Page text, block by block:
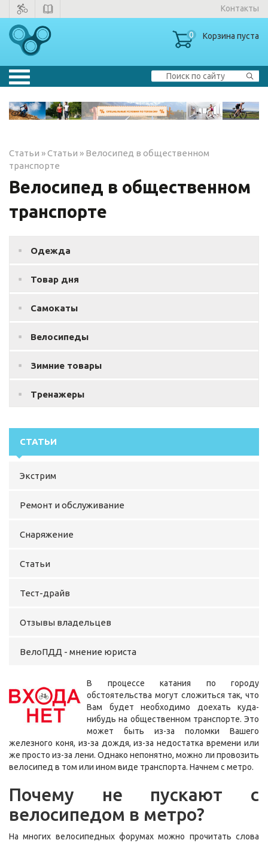
Контакты
0 Корзина пуста
Велосипеды ▼
Зимние товары
Одежда
Статьи »Статьи » Велосипед в общественном
транспорте
Велосипед в общественном
транспорте
Одежда
Товар дня
Самокаты
Велосипеды
Зимние товары
Тренажеры
СТАТЬИ
Экстрим
Ремонт и обслуживание
Снаряжение
Статьи
Тест-драйв
Отзывы владельцев
ВелоПДД - мнение юриста
В процессе катания по городу
обстоятельства могут сложиться так, что
Вам будет необходимо доехать куда-
нибудь на общественном транспорте. Это
может быть из-за поломки Вашего
железного коня, из-за дождя, из-за недостатка времени или
же просто из-за лени. Однако непонятно, можно ли провозить
велосипед в том или ином виде транспорта. Начнем с метро.
Почему не пускают с
велосипедом в метро?
На многих велосипедных форумах можно прочитать слова